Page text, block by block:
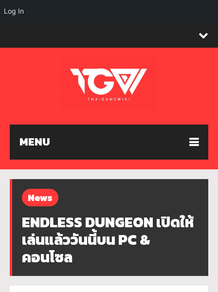
MENU
News
ENDLESS DUNGEON เปิดให้
เล่นแล้ววันนี้บน PC &
คอนโซล
Log In